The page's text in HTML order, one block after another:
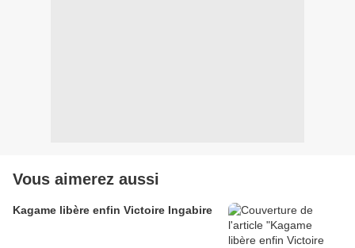
Vous aimerez aussi
Kagame libère enfin Victoire Ingabire